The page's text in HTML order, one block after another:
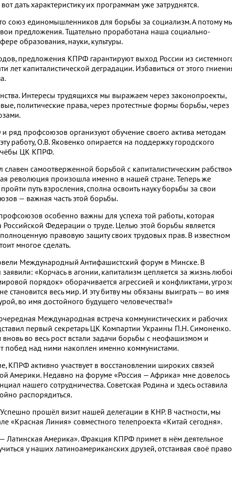
дать характеристику их программам уже затруднятся.
союз единомышленников для борьбы за социализм. А потому
предложения. Тщательно проработана наша социально-
образования, науки, культуры.
предложения КПРФ гарантируют выход России из
лет капиталистической деградации. Избавиться от этого
Интересы трудящихся мы выражаем через законопроекты,
политические права, через протестные формы борьбы, через
ряд профсоюзов организуют обучение своего актива методам
работу, О.В. Яковенко опирается на поддержку городского
ЦК КПРФ.
самоотверженной борьбой с капиталистическим
революция произошла именно в нашей стране. Теперь же
путь взросления, сполна освоить науку борьбы за свои
— важная часть этой борьбы.
особенно важны для успеха той работы, которая
Российской Федерации о труде. Целью этой борьбы является
правовую защиту своих трудовых прав. В известном
многое сделать.
Международный Антифашистский форум в Минске. В
«Корчась в агонии, капитализм цепляется за жизнь
порядок» оборачивается агрессией и конфликтами,
весь мир. И эту битву мы обязаны выиграть — во имя
во имя достойного будущего человечества!»
Международная встреча коммунистических и рабочих
первый секретарь ЦК Компартии Украины П.Н. Симоненко.
во весь рост встали задачи борьбы с неофашизмом и
побед над ними накоплен именно коммунистами.
КПРФ активно участвует в восстановлении широких связей
Америки. Недавно на форуме «Россия — Африка» мне довелось
нашего сотрудничества. Советская Родина и здесь оставила
распорядиться.
прошёл визит нашей делегации в КНР. В частности, мы
«Красная Линия» совместного телепроекта «Китай сегодня».
Латинская Америка». Фракция КПРФ примет в нём деятельное
у наших латиноамериканских друзей, отстаивая своё право